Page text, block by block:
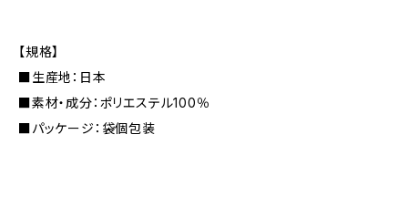
【規格】
■生産地：日本
■素材・成分：ポリエステル100％
■パッケージ：袋個包装